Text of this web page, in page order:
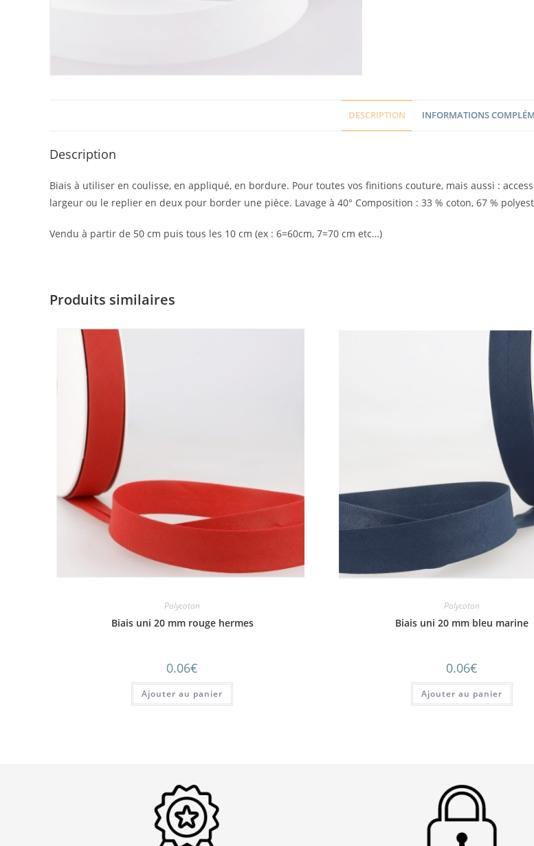
DESCRIPTION INFORMATIONS
Description
Biais à utiliser en coulisse, en appliqué, en bordure. Pour toutes vos finitions couture, mais aussi :
largeur ou le replier en deux pour border une pièce. Lavage à 40° Composition : 33 % coton, 67 %
Vendu à partir de 50 cm puis tous les 10 cm (ex : 6=60cm, 7=70 cm etc…)
Produits similaires
Polycoton
Biais uni 20 mm rouge hermes
0.06€
Ajouter au panier
Polycoton
Biais uni 20 mm bleu marine
0.06€
Ajouter au panier